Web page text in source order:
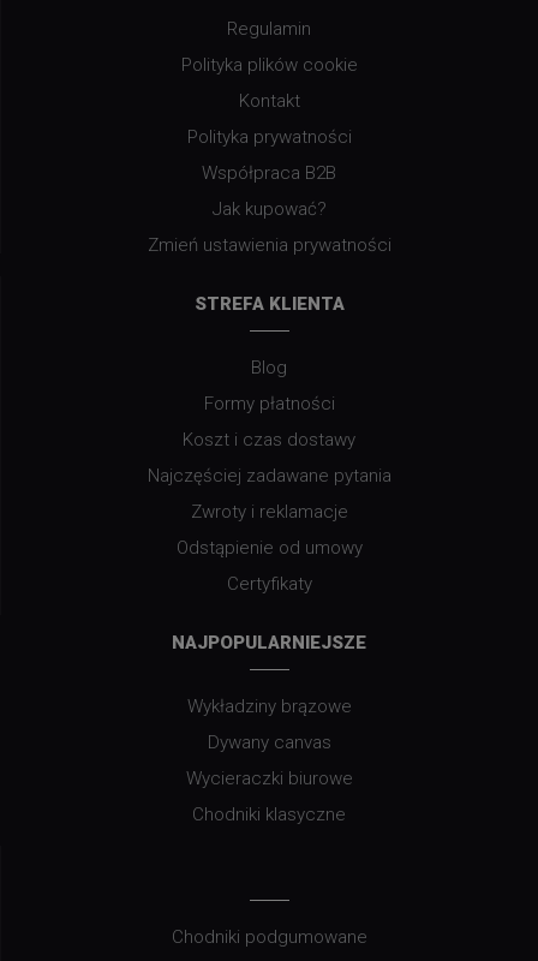
Regulamin
Polityka plików cookie
Kontakt
Polityka prywatności
Współpraca B2B
Jak kupować?
Zmień ustawienia prywatności
STREFA KLIENTA
Blog
Formy płatności
Koszt i czas dostawy
Najczęściej zadawane pytania
Zwroty i reklamacje
Odstąpienie od umowy
Certyfikaty
NAJPOPULARNIEJSZE
Wykładziny brązowe
Dywany canvas
Wycieraczki biurowe
Chodniki klasyczne
Chodniki podgumowane